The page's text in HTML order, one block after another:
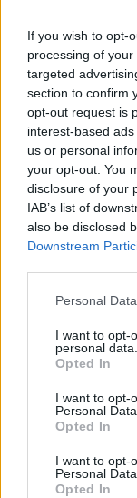
If you wish to opt-
processing of
targeted
section to confirm
opt-out request is
interest-based
us or personal
your opt-out. You
disclosure of your
IAB’s list of
also be disclosed
Downstream
Please note that
not limited to your
grant or deny
use your data for
consent section.
Personal
I want to opt-
personal data.
Opted In
I want to opt-
Personal Data.
Opted In
I want to opt-
Personal
Opted In
Test
fine
NECROLOGIE
Mario